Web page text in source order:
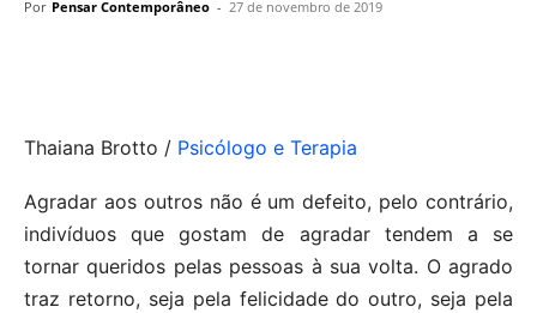
Por Pensar Contemporâneo - 27 de novembro de 2019
Thaiana Brotto / Psicólogo e Terapia
Agradar aos outros não é um defeito, pelo contrário,
indivíduos que gostam de agradar tendem a se
tornar queridos pelas pessoas à sua volta. O agrado
traz retorno, seja pela felicidade do outro, seja pela